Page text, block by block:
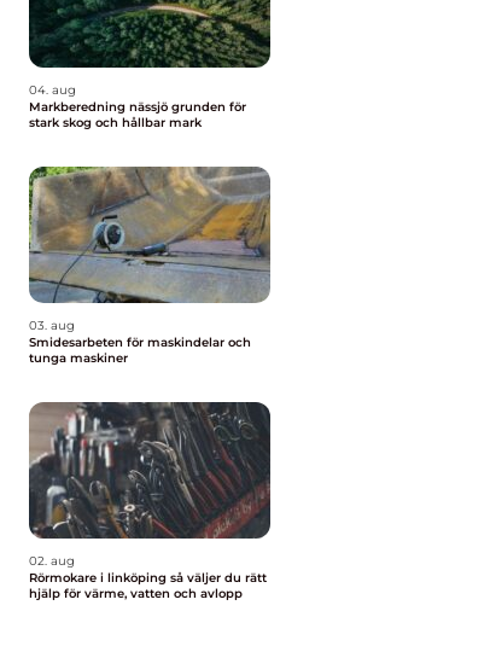
04. aug
Markberedning nässjö grunden för
stark skog och hållbar mark
03. aug
Smidesarbeten för maskindelar och
tunga maskiner
02. aug
Rörmokare i linköping så väljer du rätt
hjälp för värme, vatten och avlopp